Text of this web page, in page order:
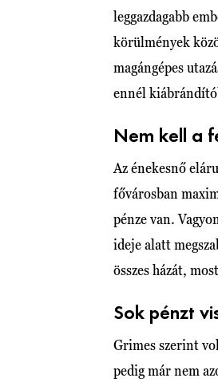
leggazdagabb
körülmények
magángépes
ennél
Nem kell a
Az énekesnő
fővárosban
pénze van.
ideje alatt
összes házát,
Sok pénzt
Grimes szerint
pedig már nem